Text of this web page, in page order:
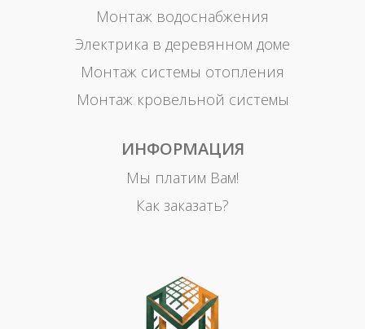
Монтаж водоснабжения
Электрика в деревянном доме
Монтаж системы отопления
Монтаж кровельной системы
ИНФОРМАЦИЯ
Мы платим Вам!
Как заказать?